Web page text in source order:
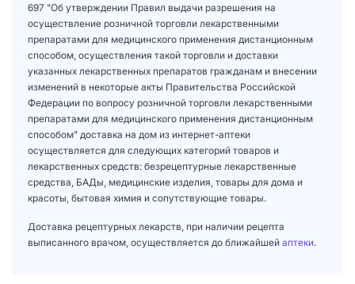
697 "Об утверждении Правил выдачи разрешения на
осуществление розничной торговли лекарственными
препаратами для медицинского применения дистанционным
способом, осуществления такой торговли и доставки
указанных лекарственных препаратов гражданам и внесении
изменений в некоторые акты Правительства Российской
Федерации по вопросу розничной торговли лекарственными
препаратами для медицинского применения дистанционным
способом" доставка на дом из интернет-аптеки
осуществляется для следующих категорий товаров и
лекарственных средств: безрецептурные лекарственные
средства, БАДы, медицинские изделия, товары для дома и
красоты, бытовая химия и сопутствующие товары.
Доставка рецептурных лекарств, при наличии рецепта
выписанного врачом, осуществляется до ближайшей аптеки.